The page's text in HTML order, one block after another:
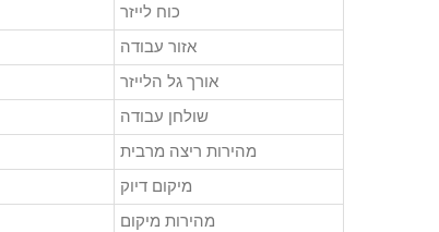
כוח לייזר
אזור עבודה
אורך גל הלייזר
שולחן עבודה
מהירות ריצה מרבית
מיקום דיוק
מהירות מיקום